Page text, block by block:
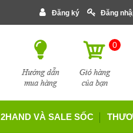
Đăng ký Đăng
0
2HAND VÀ SALE SỐC